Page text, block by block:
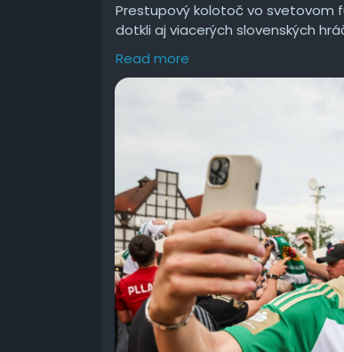
Prestupový kolotoč vo svetovom
dotkli aj viacerých slovenských
zamieril zo Slavie Praha do
Gašparíkom. Dres mení aj naša dlho
Read more